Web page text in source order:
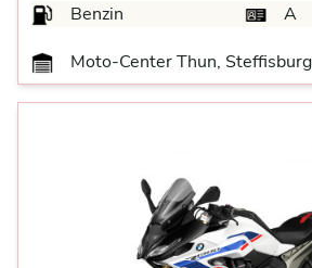
Benzin
A
Moto-Center Thun,